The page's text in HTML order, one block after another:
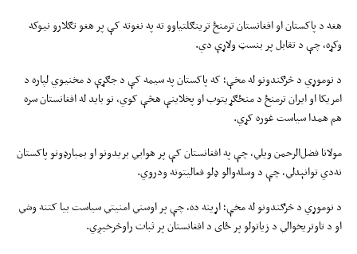
هغه د پاکستان او افغانستان ترمنځ ترینګلتیاوو ته په نغوته کې پر هغو تګلارو نیوکه
وکړه، چې د تقابل پر بنسټ ولاړې دي.
د نوموړي د څرګندونو له مخې؛ که پاکستان په سیمه کې د جګړې د مخنیوي لپاره د
امریکا او ایران ترمنځ د منځګړیتوب او پخلاینې هڅې کوي، نو باید له افغانستان سره
هم همدا سیاست غوره کړي.
مولانا فضل‌الرحمن ویلي، چې په افغانستان کې پر هوايي بریدونو او بمبارډونو پاکستان
نه‌دي توانېدلي، چې د وسله‌والو ډلو فعالیتونه ودروي.
د نوموړي د څرګندونو له مخې؛ اړینه ده، چې پر اوسني امنیتي سیاست بیا کتنه وشي
او د تاوتریخوالي د زیاتولو پر ځای د افغانستان پر ثبات راوڅرخیږي.